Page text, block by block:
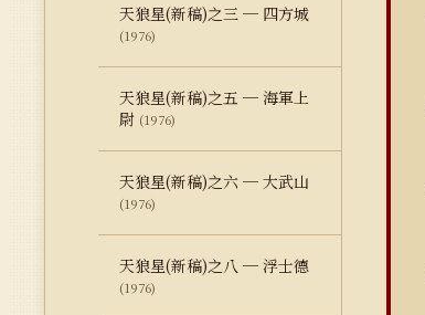
天狼星(新稿)之三 ─ 四方城
(1976)
天狼星(新稿)之五 ─ 海軍上
尉 (1976)
天狼星(新稿)之六 ─ 大武山
(1976)
天狼星(新稿)之八 ─ 浮士德
(1976)